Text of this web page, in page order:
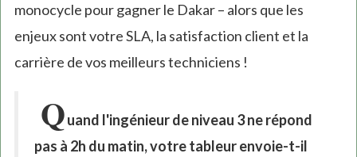
monocycle pour gagner le Dakar – alors que les
enjeux sont votre SLA, la satisfaction client et la
carrière de vos meilleurs techniciens !
Quand l'ingénieur de niveau 3 ne répond
pas à 2h du matin, votre tableur envoie-t-il